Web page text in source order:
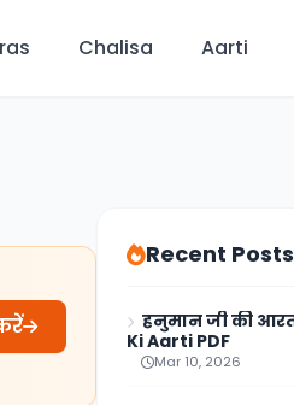
Chalisa Aarti
Recent Posts
Ki Aarti PDF
Mar 10, 2026